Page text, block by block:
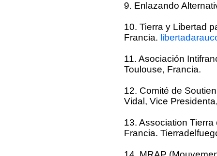
9. Enlazando
10. Tierra y Libertad
Francia.
11. Asociación
Toulouse, Francia.
12. Comité de
Vidal, Vice
13. Association
Francia.